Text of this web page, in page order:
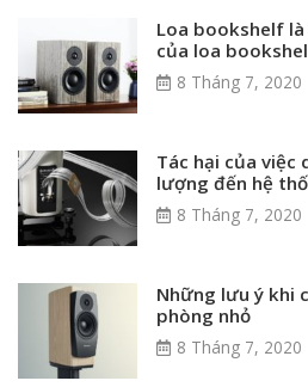
Loa bookshelf
của loa
8 Tháng 7, 2020
Tác hại của việc
lượng đến hệ
8 Tháng 7, 2020
Những lưu ý khi
phòng nhỏ
8 Tháng 7, 2020